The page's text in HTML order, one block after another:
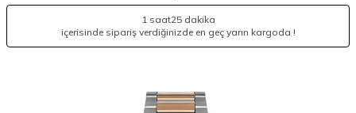
1 saat25 dakika
içerisinde sipariş verdiğinizde en geç yarın kargoda !